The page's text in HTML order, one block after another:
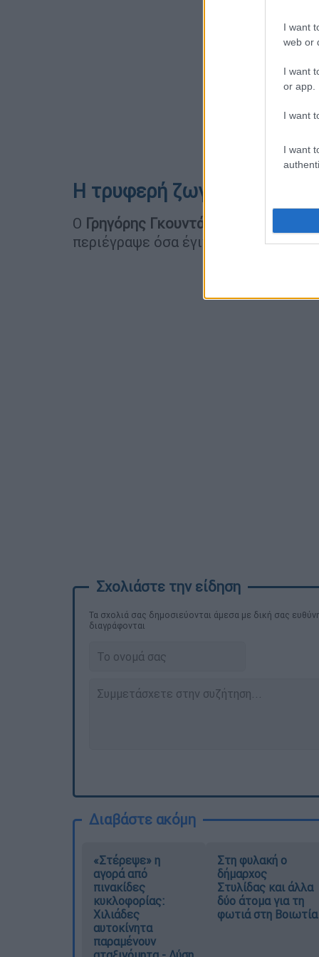
I want
web or
I want
or app.
I want
I want
Η τρυφερή ζωγραφιά του
Ο Γρηγόρης Γκουντάρας
περιέγραψε όσα έγιναν κατά τη
Τα σχολιά σας δημοσιεύονται άμεσα με δική σας
διαγράφονται
Διαβάστε ακόμη
«Στέρεψε» η
αγορά από
πινακίδες
κυκλοφορίας:
Χιλιάδες
αυτοκίνητα
παραμένουν
Στη φυλακή ο
δήμαρχος
Στυλίδας και άλλα
δύο άτομα για τη
φωτιά στη Βοιωτία